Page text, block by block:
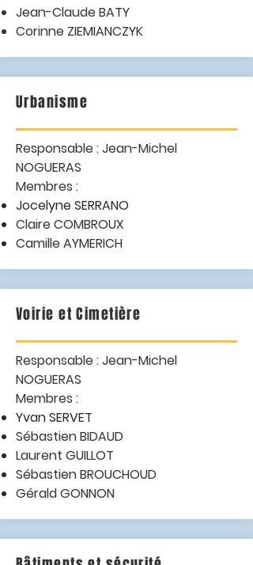
Jean-Claude BATY
Corinne ZIEMIANCZYK
Urbanisme
Responsable : Jean-Michel
NOGUERAS
Membres :
Jocelyne SERRANO
Claire COMBROUX
Camille AYMERICH
Voirie et Cimetière
Responsable : Jean-Michel
NOGUERAS
Membres :
Yvan SERVET
Sébastien BIDAUD
Laurent GUILLOT
Sébastien BROUCHOUD
Gérald GONNON